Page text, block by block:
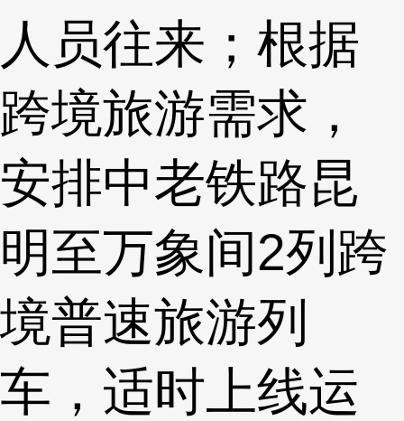
人员往来；根据
跨境旅游需求，
安排中老铁路昆
明至万象间2列跨
境普速旅游列
车，适时上线运